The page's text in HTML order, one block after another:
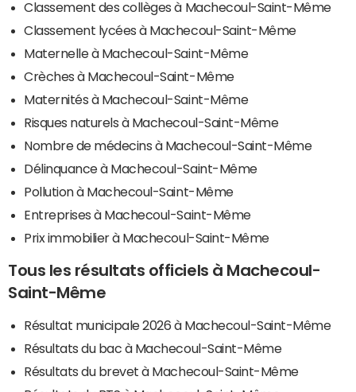
Classement des collèges à Machecoul-Saint-Même
Classement lycées à Machecoul-Saint-Même
Maternelle à Machecoul-Saint-Même
Crèches à Machecoul-Saint-Même
Maternités à Machecoul-Saint-Même
Risques naturels à Machecoul-Saint-Même
Nombre de médecins à Machecoul-Saint-Même
Délinquance à Machecoul-Saint-Même
Pollution à Machecoul-Saint-Même
Entreprises à Machecoul-Saint-Même
Prix immobilier à Machecoul-Saint-Même
Tous les résultats officiels à Machecoul-
Saint-Même
Résultat municipale 2026 à Machecoul-Saint-Même
Résultats du bac à Machecoul-Saint-Même
Résultats du brevet à Machecoul-Saint-Même